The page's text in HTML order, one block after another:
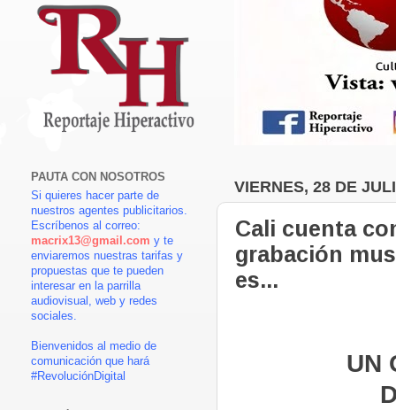
VIERNES, 28 DE
Cali cuenta
grabación
es...
UN
PAUTA CON NOSOTROS
Si quieres hacer parte de
nuestros agentes publicitarios.
Escríbenos al correo:
macrix13@gmail.com y te
enviaremos nuestras tarifas y
propuestas que te pueden
interesar en la parrilla
audiovisual, web y redes
sociales.
Bienvenidos al medio de
comunicación que hará
#RevoluciónDigital